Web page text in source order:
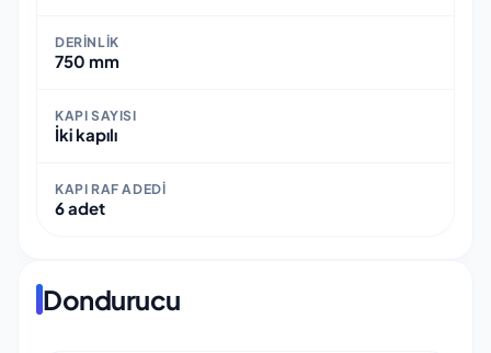
DERINLIK
750 mm
KAPI SAYISI
İki kapılı
KAPI RAF ADEDI
6 adet
Dondurucu